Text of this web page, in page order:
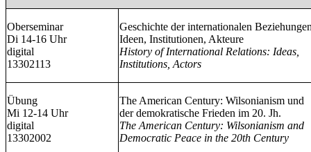
Oberseminar
Di 14-16 Uhr
digital
13302113
Geschichte der internationalen
Ideen, Institutionen, Akteure
History of International Relations: Ideas,
Institutions, Actors
Übung
Mi 12-14 Uhr
digital
13302002
The American Century: Wilsonianism und
der demokratische Frieden im 20. Jh.
The American Century: Wilsonianism and
Democratic Peace in the 20th Century